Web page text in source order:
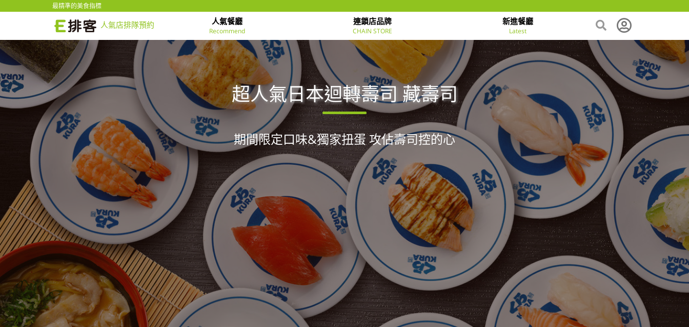
最精準的美食指標
人氣店排隊預約 人氣餐廳
Recommend
連鎖店品牌
CHAIN STORE
新進餐廳
Latest
超人氣日本迴轉壽司 藏壽司
期間限定口味&獨家扭蛋 攻佔壽司控的心